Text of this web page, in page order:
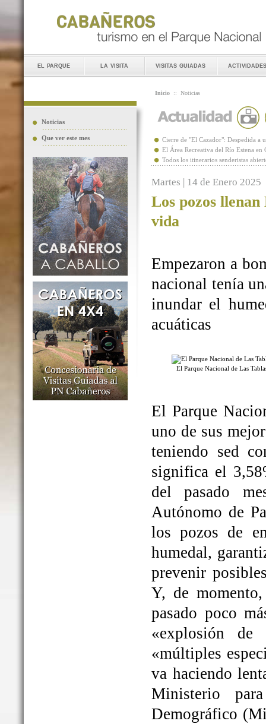
el parque la visita visitas guiadas actividades
Noticias
Que ver este mes
Inicio :: Noticias
Cierre de "El Cazador": Despedida a
El Área Recreativa del Río Estena
Todos los itinerarios senderistas
Martes | 14 de Enero 2025
Los pozos
vida
Empezaron a
nacional tenía
inundar el
acuáticas
El Parque Nacional de Las
El Parque
uno de sus
teniendo sed
significa el
del pasado
Autónomo de
los pozos de
humedal,
prevenir
Y, de
pasado poco
«explosión
«múltiples
va haciendo
Ministerio
Demográfico